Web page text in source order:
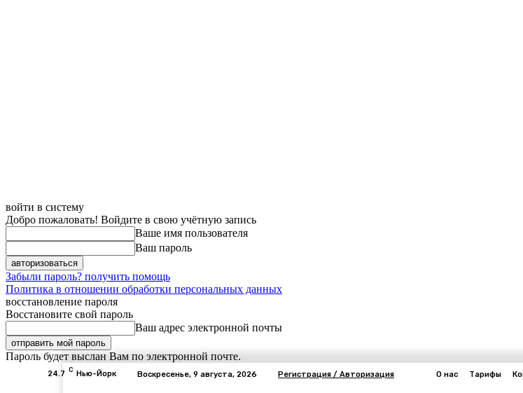
войти в систему
Добро пожаловать! Войдите в свою учётную запись
Ваше имя пользователя
Ваш пароль
Забыли пароль? получить помощь
Политика в отношении обработки персональных данных
восстановление пароля
Восстановите свой пароль
Ваш адрес электронной почты
Пароль будет выслан Вам по электронной почте.
24.7 C Нью-Йорк Воскресенье, 9 августа, 2026 Регистрация / Авторизация О нас Тарифы